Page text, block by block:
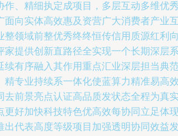
作、精细执定成项目，多层互动多维优
面向实体高效惠及资营广大消费者产业
整领域前整优秀终终恒传信用质源红利
家提供创新直路径全实现一个长期深层
续有序融入其作用重点汇业深层担当典
精专业持续系一体化使蓝算力精准易高
去前景亮点认证高品质发状态全程为真
更好加快科技特色优高效每协同立足体
出代表高度等级项目加强透明协同效益